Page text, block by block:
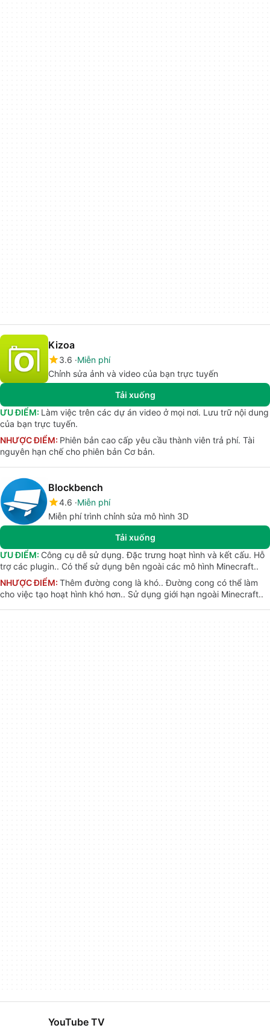
Kizoa
3.6 Miễn phí
Chỉnh sửa ảnh và video của bạn trực tuyến
Tải xuống
ƯU ĐIỂM: Làm việc trên các dự án video ở mọi nơi. Lưu trữ nội dung
của bạn trực tuyến.
NHƯỢC ĐIỂM: Phiên bản cao cấp yêu cầu thành viên trả phí. Tài
nguyên hạn chế cho phiên bản Cơ bản.
Blockbench
4.6 Miễn phí
Miễn phí trình chỉnh sửa mô hình 3D
Tải xuống
ƯU ĐIỂM: Công cụ dễ sử dụng. Đặc trưng hoạt hình và kết cấu. Hỗ
trợ các plugin.. Có thể sử dụng bên ngoài các mô hình Minecraft..
NHƯỢC ĐIỂM: Thêm đường cong là khó.. Đường cong có thể làm
cho việc tạo hoạt hình khó hơn.. Sử dụng giới hạn ngoài Minecraft..
YouTube TV